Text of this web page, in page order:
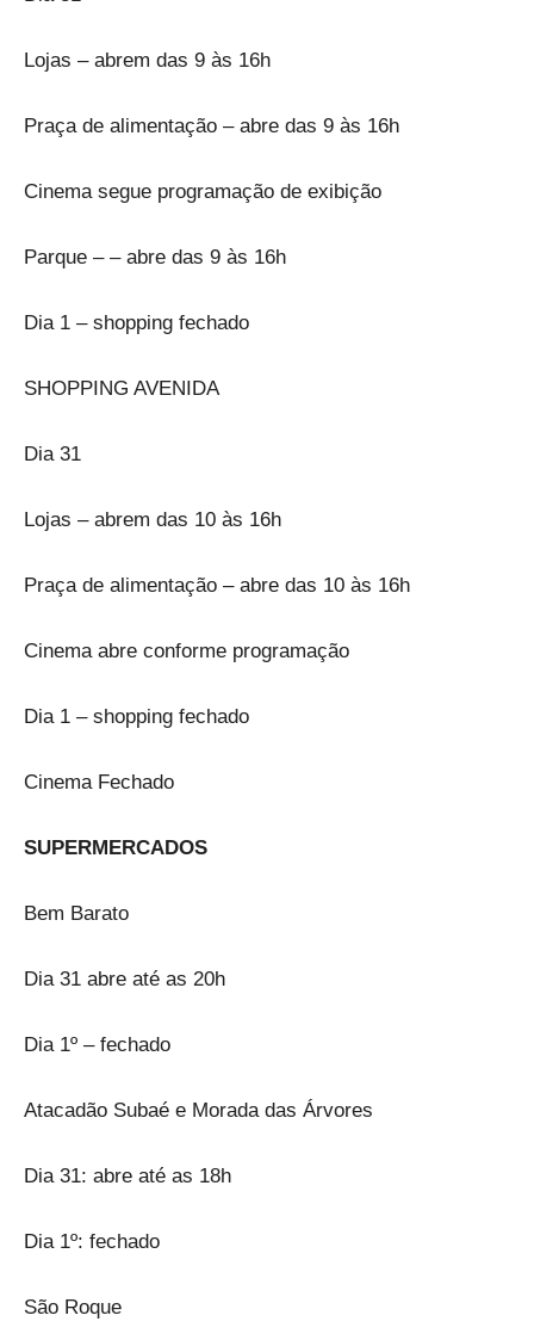
Lojas – abrem das 9 às 16h
Praça de alimentação – abre das 9 às 16h
Cinema segue programação de exibição
Parque – – abre das 9 às 16h
Dia 1 – shopping fechado
SHOPPING AVENIDA
Dia 31
Lojas – abrem das 10 às 16h
Praça de alimentação – abre das 10 às 16h
Cinema abre conforme programação
Dia 1 – shopping fechado
Cinema Fechado
SUPERMERCADOS
Bem Barato
Dia 31 abre até as 20h
Dia 1º – fechado
Atacadão Subaé e Morada das Árvores
Dia 31: abre até as 18h
Dia 1º: fechado
São Roque